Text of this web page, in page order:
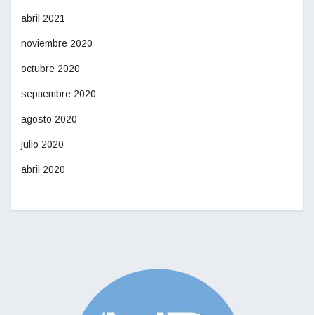
abril 2021
noviembre 2020
octubre 2020
septiembre 2020
agosto 2020
julio 2020
abril 2020